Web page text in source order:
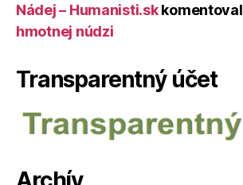
Nádej – Humanisti.skkomentoval
hmotnej núdzi
Transparentný účet